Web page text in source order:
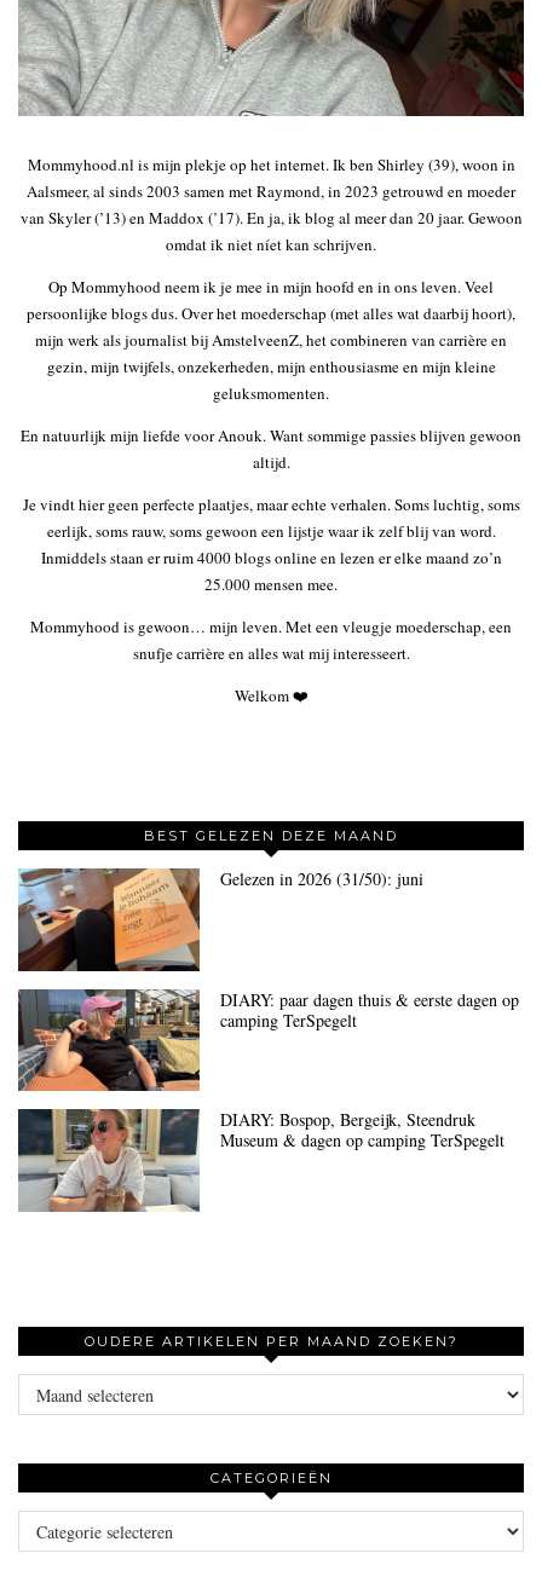
Mommyhood.nl is mijn plekje op het internet. Ik ben Shirley (39), woon in
Aalsmeer, al sinds 2003 samen met Raymond, in 2023 getrouwd en moeder
van Skyler (’13) en Maddox (’17). En ja, ik blog al meer dan 20 jaar. Gewoon
omdat ik niet níet kan schrijven.
Op Mommyhood neem ik je mee in mijn hoofd en in ons leven. Veel
persoonlijke blogs dus. Over het moederschap (met alles wat daarbij hoort),
mijn werk als journalist bij AmstelveenZ, het combineren van carrière en
gezin, mijn twijfels, onzekerheden, mijn enthousiasme en mijn kleine
geluksmomenten.
En natuurlijk mijn liefde voor Anouk. Want sommige passies blijven gewoon
altijd.
Je vindt hier geen perfecte plaatjes, maar echte verhalen. Soms luchtig, soms
eerlijk, soms rauw, soms gewoon een lijstje waar ik zelf blij van word.
Inmiddels staan er ruim 4000 blogs online en lezen er elke maand zo’n
25.000 mensen mee.
Mommyhood is gewoon… mijn leven. Met een vleugje moederschap, een
snufje carrière en alles wat mij interesseert.
Welkom ❤️
BEST GELEZEN DEZE MAAND
Gelezen in 2026 (31/50): juni
DIARY: paar dagen thuis & eerste dagen op
camping TerSpegelt
DIARY: Bospop, Bergeijk, Steendruk
Museum & dagen op camping TerSpegelt
OUDERE ARTIKELEN PER MAAND ZOEKEN?
Oudere
artikelen
maand
zoeken?
CATEGORIEËN
Categorieën